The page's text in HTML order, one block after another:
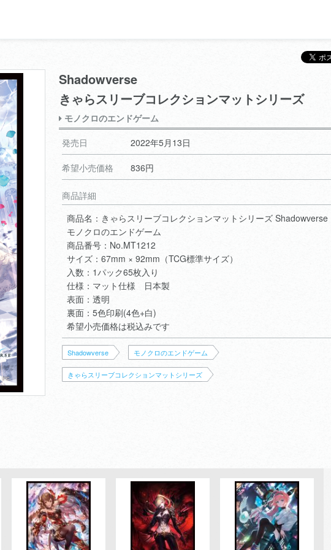
Shadowverse
きゃらスリーブコレクションマットシリーズ
モノクロのエンドゲーム
発売日
2022年5月13日
希望小売価格 836円
商品詳細
商品名：きゃらスリーブコレクションマットシリーズ Shadowverse
モノクロのエンドゲーム
商品番号：No.MT1212
サイズ：67mm × 92mm（TCG標準サイズ）
入数：1パック65枚入り
仕様：マット仕様 日本製
表面：透明
裏面：5色印刷(4色+白)
希望小売価格は税込みです
Shadowverse モノクロのエンドゲーム
きゃらスリーブコレクションマットシリーズ